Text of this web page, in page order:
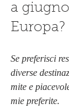
a
Europa?
Se preferisci
diverse
mite e
mie preferite.